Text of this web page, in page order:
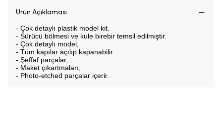
Ürün Açıklaması
- Çok detaylı plastik model kit.
- Sürücü bölmesi ve kule birebir temsil edilmiştir.
- Çok detaylı model,
- Tüm kapılar açılıp kapanabilir.
- Şeffaf parçalar,
- Maket çıkartmaları,
- Photo-etched parçalar içerir.